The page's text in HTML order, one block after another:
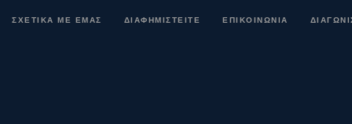
ΣΧΕΤΙΚΑ ΜΕ ΕΜΑΣ ΔΙΑΦΗΜΙΣΤΕΙΤΕ ΕΠΙΚΟΙΝΩΝΙΑ
ΑΡΧΙΚΗ ΠΡΟΤΕΙΝΟΥΜΕ ΘΕΑΤΡΟ